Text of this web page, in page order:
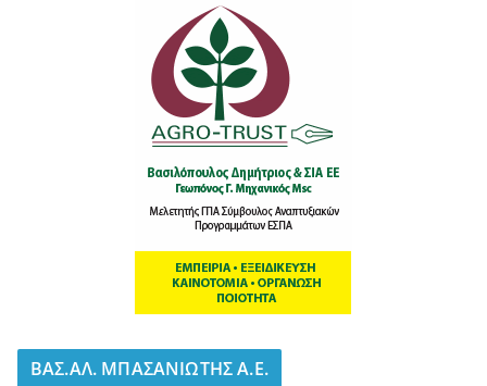
BΑΣ.ΑΛ. ΜΠΑΣΑΝΙΩΤΗΣ Α.Ε.